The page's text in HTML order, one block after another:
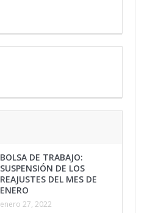
BOLSA DE TRABAJO:
SUSPENSIÓN DE LOS
REAJUSTES DEL MES DE
ENERO
enero 27, 2022